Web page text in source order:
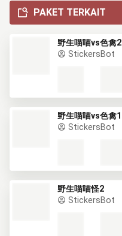
PAKET TERKAIT
野生喵喵vs色禽2
StickersBot
野生喵喵vs色禽1
StickersBot
野生喵喵怪2
StickersBot